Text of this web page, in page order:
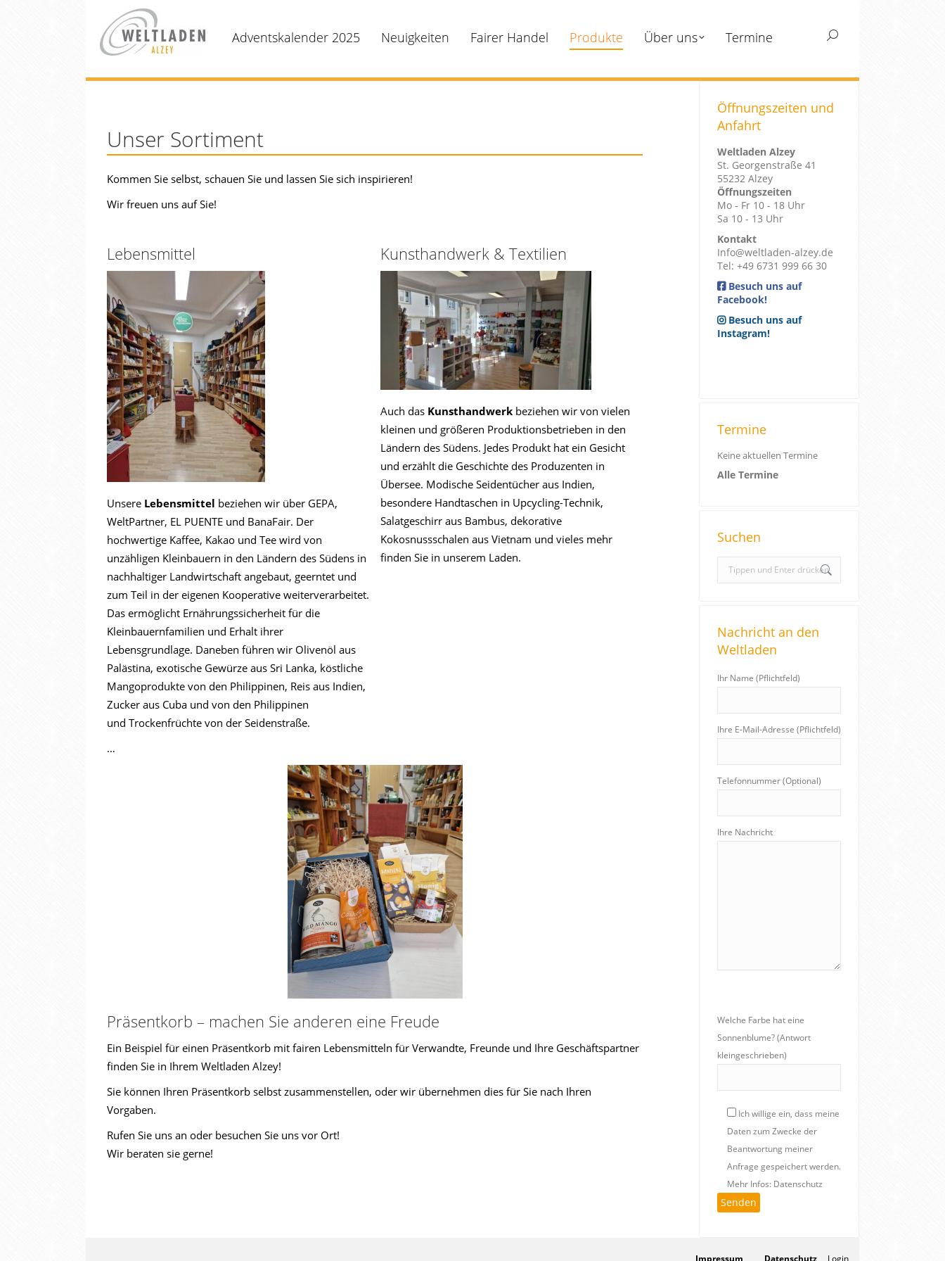
Adventskalender 2025 Neuigkeiten Fairer Handel Produkte Über uns Termine Search:
Unser Sortiment
Kommen Sie selbst, schauen Sie und lassen Sie sich inspirieren!
Wir freuen uns auf Sie!
Lebensmittel
Unsere Lebensmittel beziehen wir über GEPA,
WeltPartner, EL PUENTE und BanaFair. Der
hochwertige Kaffee, Kakao und Tee wird von
unzähligen Kleinbauern in den Ländern des Südens in
nachhaltiger Landwirtschaft angebaut, geerntet und
zum Teil in der eigenen Kooperative weiterverarbeitet.
Das ermöglicht Ernährungssicherheit für die
Kleinbauernfamilien und Erhalt ihrer
Lebensgrundlage. Daneben führen wir Olivenöl aus
Palästina, exotische Gewürze aus Sri Lanka, köstliche
Mangoprodukte von den Philippinen, Reis aus Indien,
Zucker aus Cuba und von den Philippinen
und Trockenfrüchte von der Seidenstraße.
…
Kunsthandwerk & Textilien
Auch das Kunsthandwerk beziehen wir von vielen
kleinen und größeren Produktionsbetrieben in den
Ländern des Südens. Jedes Produkt hat ein Gesicht
und erzählt die Geschichte des Produzenten in
Übersee. Modische Seidentücher aus Indien,
besondere Handtaschen in Upcycling-Technik,
Salatgeschirr aus Bambus, dekorative
Kokosnussschalen aus Vietnam und vieles mehr
finden Sie in unserem Laden.
Präsentkorb – machen Sie anderen eine Freude
Ein Beispiel für einen Präsentkorb mit fairen Lebensmitteln für Verwandte, Freunde und Ihre Geschäftspartner
finden Sie in Ihrem Weltladen Alzey!
Sie können Ihren Präsentkorb selbst zusammenstellen, oder wir übernehmen dies für Sie nach Ihren
Vorgaben.
Rufen Sie uns an oder besuchen Sie uns vor Ort!
Wir beraten sie gerne!
Öffnungszeiten und
Anfahrt
Weltladen Alzey
St. Georgenstraße 41
55232 Alzey
Öffnungszeiten
Mo - Fr 10 - 18 Uhr
Sa 10 - 13 Uhr
Kontakt
Info@weltladen-alzey.de
Tel: +49 6731 999 66 30
Besuch uns auf
Facebook!
Besuch uns auf
Instagram!
Termine
Keine aktuellen Termine
Alle Termine
Suchen
e
c
h
Nachricht an den
Weltladen
Ihr Name (Pflichtfeld)
Ihre E-Mail-Adresse (Pflichtfeld)
Telefonnummer (Optional)
Ihre Nachricht
Welche Farbe hat eine
Sonnenblume? (Antwort
kleingeschrieben)
Ich willige ein, dass meine
Daten zum Zwecke der
Beantwortung meiner
Anfrage gespeichert werden.
Mehr Infos: Datenschutz
Impressum Datenschutz Login